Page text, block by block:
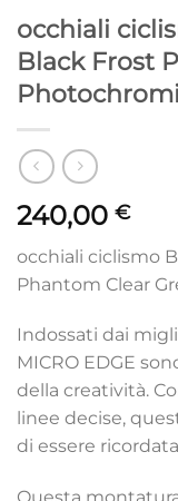
occhiali
Black Frost
240,00 €
occhiali ciclismo
Phantom Clear
Indossati dai
MICRO EDGE
della creatività.
linee decise,
di essere